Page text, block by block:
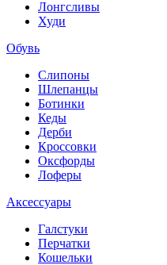
Лонгсливы
Худи
Обувь
Слипоны
Шлепанцы
Ботинки
Кеды
Дерби
Кроссовки
Оксфорды
Лоферы
Аксессуары
Галстуки
Перчатки
Кошельки